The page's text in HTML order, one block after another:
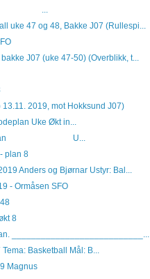
...
uke 47 og 48, Bakke J07 (Rullespi...
J07 (uke 47-50) (Overblikk, t...
2019, mot Hokksund J07)
Uke Økt in...
U...
plan 8
Anders og Bjørnar Ustyr: Bal...
- Ormåsen SFO
8
___________________________...
Basketball Mål: B...
Magnus